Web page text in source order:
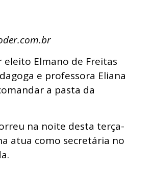
eleito Elmano de Freitas
e professora Eliana
a pasta da
na noite desta terça-
atua como secretária no